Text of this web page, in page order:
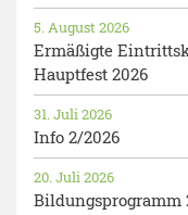
Ermäßigte
Hauptfest 2026
5. August 2026
Info 2/2026
31. Juli 2026
Bildungsprogramm
20. Juli 2026